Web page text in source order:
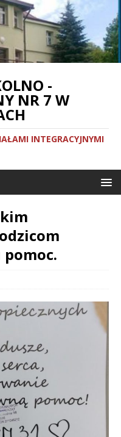
-
NR 7 W
INTEGRACYJNYMI